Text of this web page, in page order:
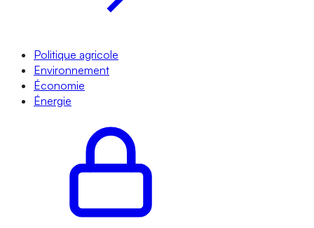
Politique agricole
Environnement
Économie
Énergie